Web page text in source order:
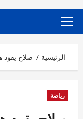
القائمة
الرئيسية صلاح يقود
رياضة